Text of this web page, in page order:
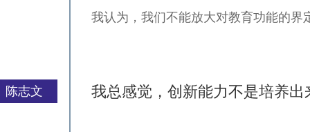
我认为，我们不能放大对教育功能的
陈志文 我总感觉，创新能力不是培养出